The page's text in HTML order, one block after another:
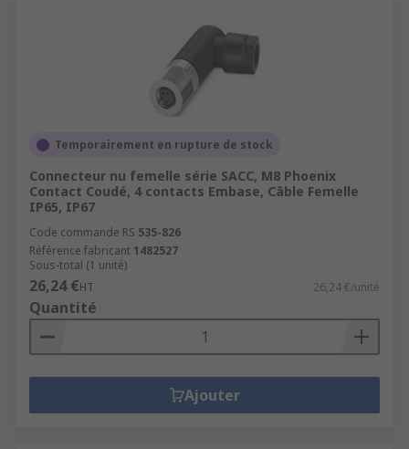
Temporairement en rupture de stock
Connecteur nu femelle série SACC, M8 Phoenix
Contact Coudé, 4 contacts Embase, Câble Femelle
IP65, IP67
Code commande RS 535-826
Référence fabricant 1482527
Sous-total (1 unité)
26,24 €HT 26,24 €/unité
Quantité
Ajouter